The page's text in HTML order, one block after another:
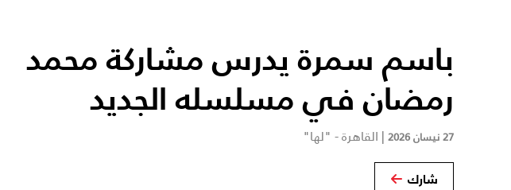
باسم سمرة يدرس مشاركة محمد
رمضان في مسلسله الجديد
27 نيسان 2026 | القاهرة - "لها"
شارك